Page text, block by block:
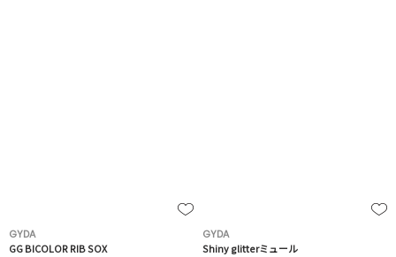
GYDA
GG BICOLOR RIB SOX
GYDA
Shiny glitterミュール